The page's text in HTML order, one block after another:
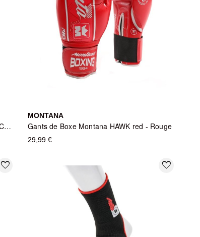
Gants de Boxe Montana X-BOXING NewCode Red - Rouge
MONTANA
Gants de Boxe Montana HAWK red - Rouge
29,99 €
favorite_border favorite_border